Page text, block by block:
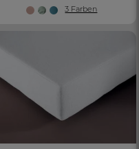
3 Farben